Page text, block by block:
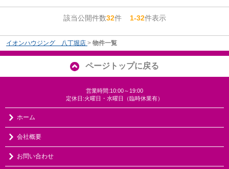
該当公開件数32件1-32件表示
イオンハウジング 八丁堀店 > 物件一覧
ページトップに戻る
営業時間:10:00～19:00
定休日:火曜日・水曜日（臨時休業有）
ホーム
会社概要
お問い合わせ